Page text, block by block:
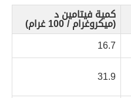
كمية فيتامين د
(ميكروغرام / 100 غرام)
16.7
31.9